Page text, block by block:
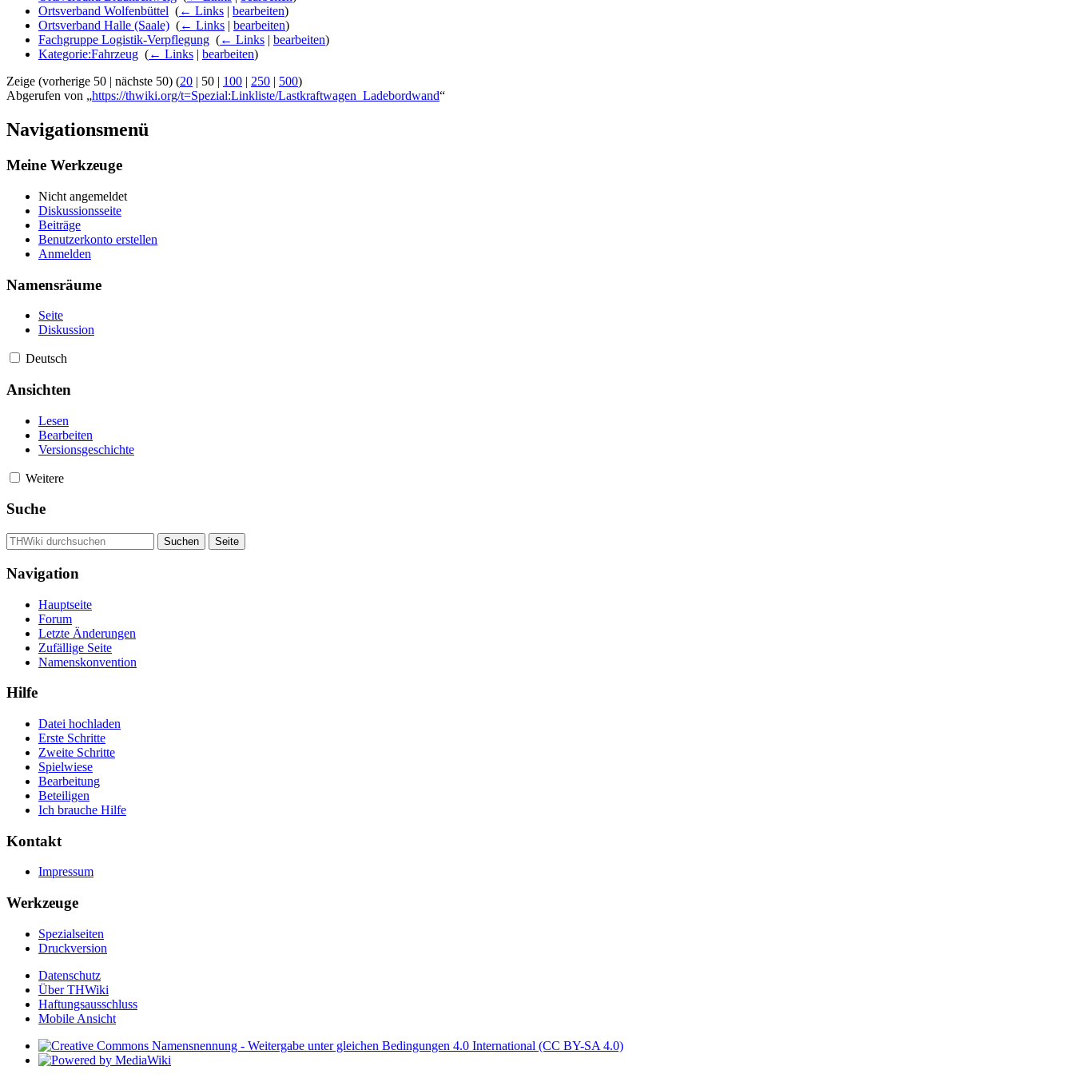
Ortsverband Wolfenbüttel (← Links | bearbeiten)
Ortsverband Halle (Saale) (← Links | bearbeiten)
Fachgruppe Logistik-Verpflegung (← Links | bearbeiten)
Kategorie:Fahrzeug (← Links | bearbeiten)
Zeige (vorherige 50 | nächste 50) (20 | 50 | 100 | 250 | 500)
Abgerufen von „https://thwiki.org/t=Spezial:Linkliste/Lastkraftwagen_Ladebordwand“
Navigationsmenü
Meine Werkzeuge
Nicht angemeldet
Diskussionsseite
Beiträge
Benutzerkonto erstellen
Anmelden
Namensräume
Seite
Diskussion
Deutsch
Ansichten
Lesen
Bearbeiten
Versionsgeschichte
Weitere
Suche
Navigation
Hauptseite
Forum
Letzte Änderungen
Zufällige Seite
Namenskonvention
Hilfe
Datei hochladen
Erste Schritte
Zweite Schritte
Spielwiese
Bearbeitung
Beteiligen
Ich brauche Hilfe
Kontakt
Impressum
Werkzeuge
Spezialseiten
Druckversion
Datenschutz
Über THWiki
Haftungsausschluss
Mobile Ansicht